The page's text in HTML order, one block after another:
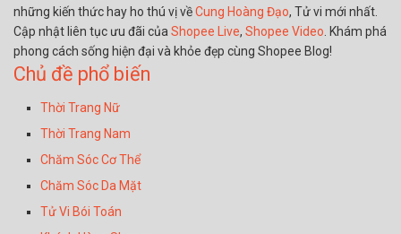
những kiến thức hay ho thú vị vềCung Hoàng Đạo, Tử vi mới nhất.
Cập nhật liên tục ưu đãi của Shopee Live, Shopee Video . Khám phá
phong cách sống hiện đại và khỏe đẹp cùng Shopee Blog!
Chủ đề phổ biến
Thời Trang Nữ
Thời Trang Nam
Chăm Sóc Cơ Thể
Chăm Sóc Da Mặt
Tử Vi Bói Toán